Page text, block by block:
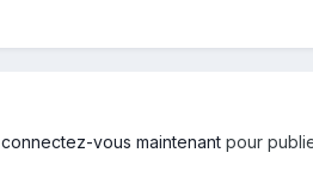
connectez-vous maintenant pour